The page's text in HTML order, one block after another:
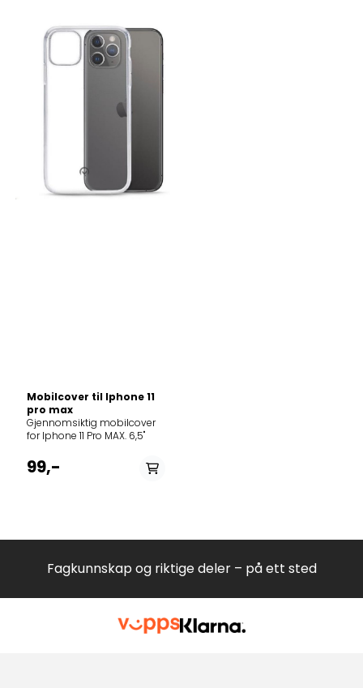
Mobilcover til Iphone 11
pro max
Gjennomsiktig mobilcover
for Iphone 11 Pro MAX. 6,5"
99,-
Fagkunnskap og riktige deler – på ett sted